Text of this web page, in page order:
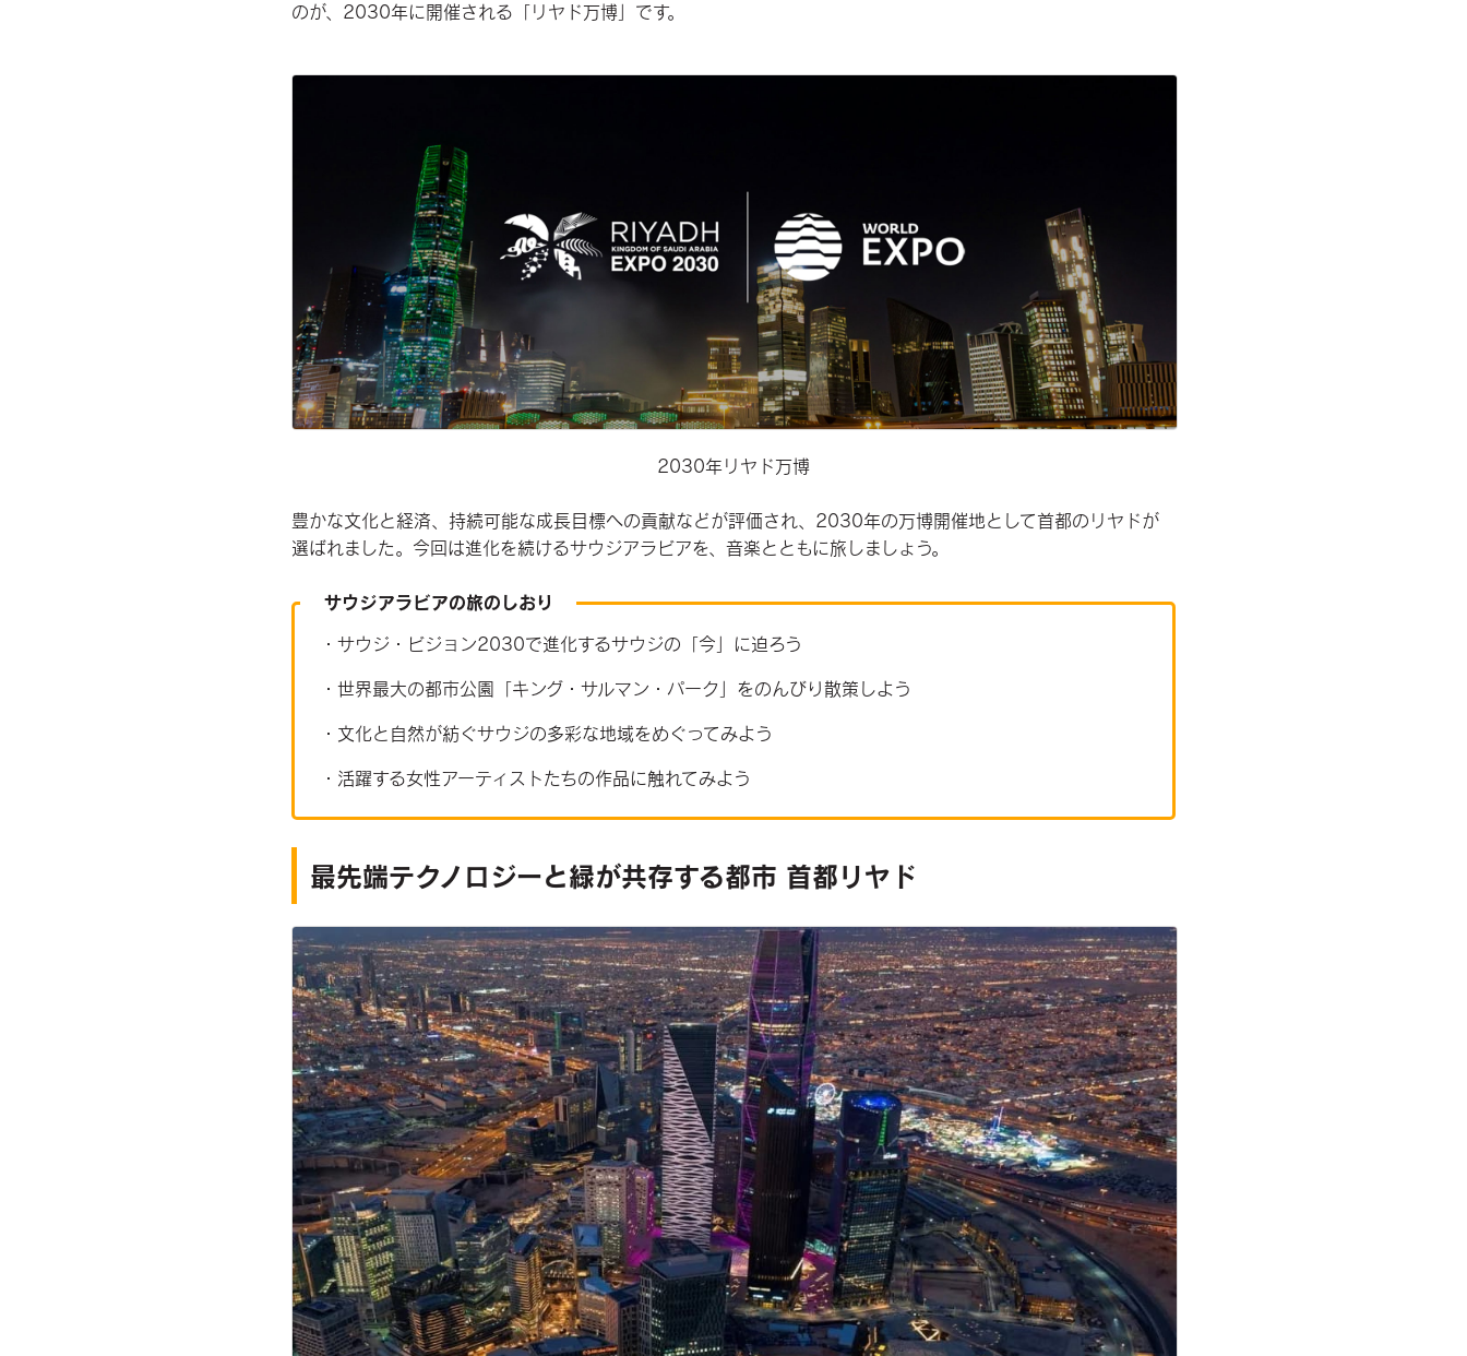
のが、2030年に開催される「リヤド万博」です。
2030年リヤド万博
豊かな文化と経済、持続可能な成長目標への貢献などが評価され、2030年の万博開催地として首都のリヤドが
選ばれました。今回は進化を続けるサウジアラビアを、音楽とともに旅しましょう。
サウジアラビアの旅のしおり
・ サウジ・ビジョン2030で進化するサウジの「今」に迫ろう
・ 世界最大の都市公園「キング・サルマン・パーク」をのんびり散策しよ う
・ 文化と自然が紡ぐサウジの多彩な地域をめぐってみよう
・ 活躍する女性アーティストたちの作品に触れてみよう
最先端テクノロジーと緑が共存する都市 首都リヤド